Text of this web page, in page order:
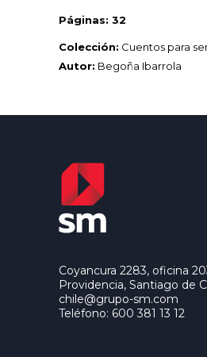
Páginas: 32
Colección: Cuentos para
Autor: Begoña Ibarrola
Coyancura 2283, oficina
Providencia, Santiago de
chile@grupo-sm.com
Teléfono: 600 381 13 12